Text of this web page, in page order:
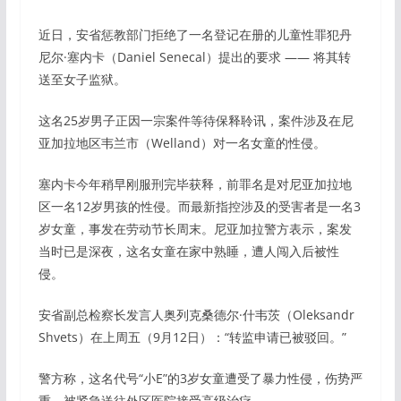
近日，安省惩教部门拒绝了一名登记在册的儿童性罪犯丹
尼尔·塞内卡（Daniel Senecal）提出的要求 —— 将其转
送至女子监狱。
这名25岁男子正因一宗案件等待保释聆讯，案件涉及在尼
亚加拉地区韦兰市（Welland）对一名女童的性侵。
塞内卡今年稍早刚服刑完毕获释，前罪名是对尼亚加拉地
区一名12岁男孩的性侵。而最新指控涉及的受害者是一名3
岁女童，事发在劳动节长周末。尼亚加拉警方表示，案发
当时已是深夜，这名女童在家中熟睡，遭人闯入后被性
侵。
安省副总检察长发言人奥列克桑德尔·什韦茨（Oleksandr
Shvets）在上周五（9月12日）：“转监申请已被驳回。”
警方称，这名代号“小E”的3岁女童遭受了暴力性侵，伤势严